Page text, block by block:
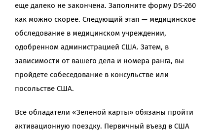
еще далеко не закончена. Заполните форму DS-260
как можно скорее. Следующий этап — медицинское
обследование в медицинском учреждении,
одобренном администрацией США. Затем, в
зависимости от вашего дела и номера ранга, вы
пройдете собеседование в консульстве или
посольстве США.
Все обладатели «Зеленой карты» обязаны пройти
активационную поездку. Первичный въезд в США